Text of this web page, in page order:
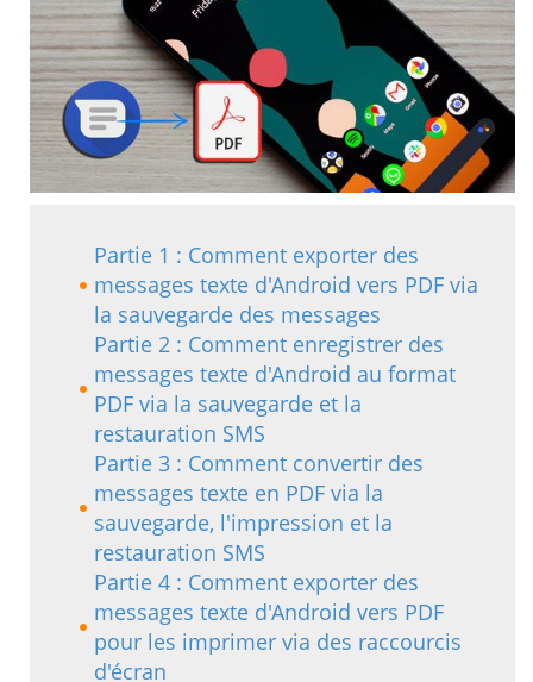
Partie 1 : Comment exporter des
messages texte d'Android vers PDF via
la sauvegarde des messages
Partie 2 : Comment enregistrer des
messages texte d'Android au format
PDF via la sauvegarde et la
restauration SMS
Partie 3 : Comment convertir des
messages texte en PDF via la
sauvegarde, l'impression et la
restauration SMS
Partie 4 : Comment exporter des
messages texte d'Android vers PDF
pour les imprimer via des raccourcis
d'écran